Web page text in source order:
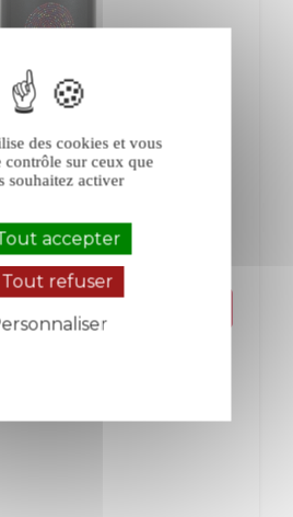
Diabolicôt rouge 2023
des cookies et vous
contrôle sur ceux que
souhaitez activer
accepter
Tout refuser